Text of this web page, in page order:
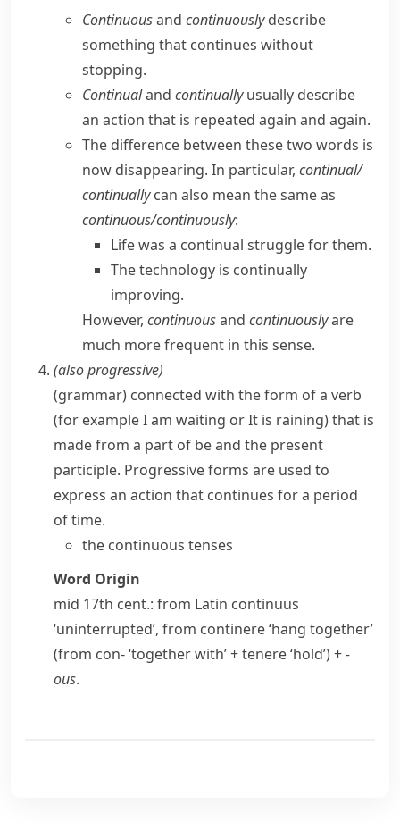
Continuousand continuouslydescribe
something that continues without
stopping.
Continualand continuallyusually describe
an action that is repeated again and again.
The difference between these two words is
now disappearing. In particular, continual/​
continuallycan also mean the same as
continuous/​continuously:
Life was a continual struggle for them.
The technology is continually
improving.
However, continuousand continuouslyare
much more frequent in this sense.
(alsoprogressive)
(grammar) connected with the form of a verb
(for exampleI am waiting orIt is raining) that is
made from a part of beand the present
participle. Progressiveforms are used to
express an action that continues for a period
of time.
the continuous tenses
Word Origin
mid 17th cent.: from Latin continuus
‘uninterrupted’, from continere‘hang together’
(from con-‘together with’ +tenere‘hold’) +-
ous.